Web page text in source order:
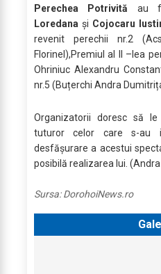
Perechea Potrivită au
Loredana și Cojocaru
revenit perechii nr.2
Florinel),Premiul al II –lea
Ohriniuc Alexandru
nr.5 (Buțerchi Andra
Organizatorii doresc să
tuturor celor care s-au
desfășurare a acestui
posibilă realizarea lui. (Andra
Sursa:DorohoiNews.ro